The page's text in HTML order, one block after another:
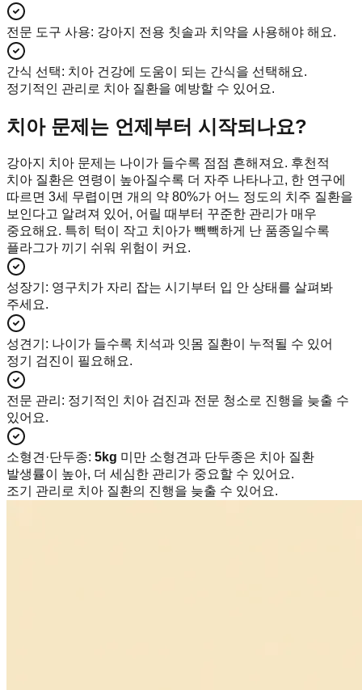
전문 도구 사용: 강아지 전용 칫솔과 치약을 사용해야 해요.
간식 선택: 치아 건강에 도움이 되는 간식을 선택해요.
정기적인 관리로 치아 질환을 예방할 수 있어요.
치아 문제는 언제부터 시작되나요?
강아지 치아 문제는 나이가 들수록 점점 흔해져요. 후천적
치아 질환은 연령이 높아질수록 더 자주 나타나고, 한 연구에
따르면 3세 무렵이면 개의 약 80%가 어느 정도의 치주 질환을
보인다고 알려져 있어, 어릴 때부터 꾸준한 관리가 매우
중요해요. 특히 턱이 작고 치아가 빽빽하게 난 품종일수록
플라그가 끼기 쉬워 위험이 커요.
성장기 : 영구치가 자리 잡는 시기부터 입 안 상태를 살펴봐
주세요.
성견기 : 나이가 들수록 치석과 잇몸 질환이 누적될 수 있어
정기 검진이 필요해요.
전문 관리 : 정기적인 치아 검진과 전문 청소로 진행을 늦출 수
있어요.
소형견·단두종: 5kg 미만 소형견과 단두종은 치아 질환
발생률이 높아, 더 세심한 관리가 중요할 수 있어요.
조기 관리로 치아 질환의 진행을 늦출 수 있어요.